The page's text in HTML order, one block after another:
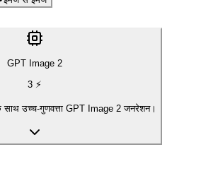
GPT Image 2
3⚡
साथ उच्च-गुणवत्ता GPT Image 2 जनरेशन।